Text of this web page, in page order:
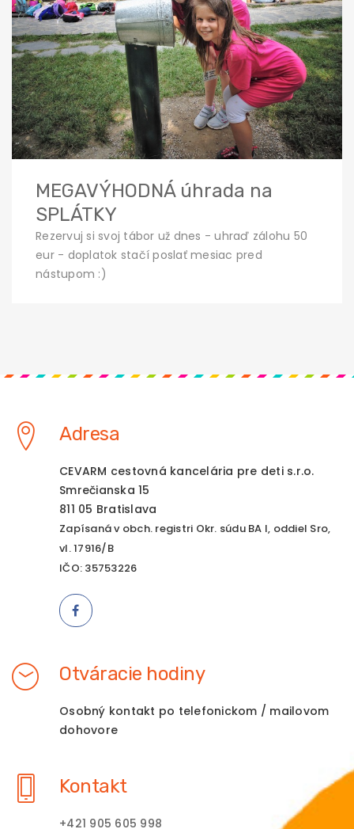
MEGAVÝHODNÁ úhrada na
SPLÁTKY
Rezervuj si svoj tábor už dnes - uhraď zálohu 50
eur - doplatok stačí poslať mesiac pred
nástupom :)
Adresa
CEVARM cestovná kancelária pre deti s.r.o.
Smrečianska 15
811 05 Bratislava
Zapísaná v obch. registri Okr. súdu BA I, oddiel Sro,
vl. 17916/B
IČO: 35753226
Otváracie hodiny
Osobný kontakt po telefonickom / mailovom
dohovore
Kontakt
+421 905 605 998